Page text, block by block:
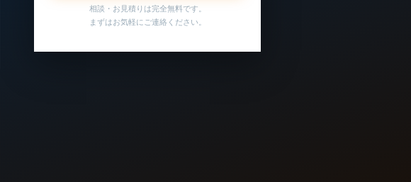
相談・お見積りは完全無料です。
まずはお気軽にご連絡ください。